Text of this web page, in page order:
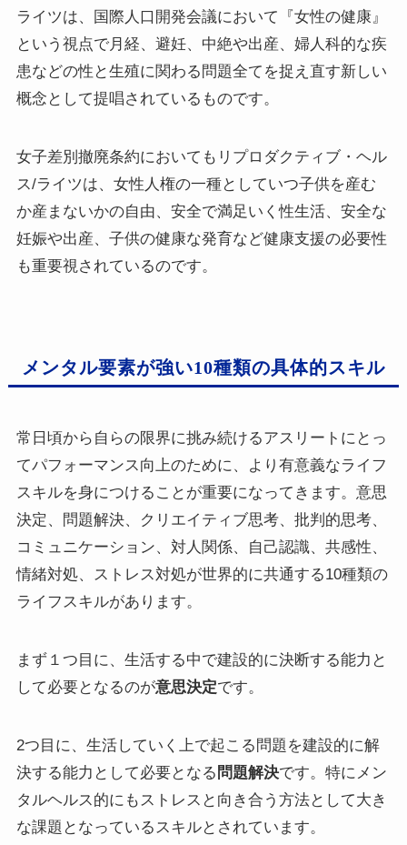
ライツは、国際人口開発会議において『女性の健康』
という視点で月経、避妊、中絶や出産、婦人科的な疾
患などの性と生殖に関わる問題全てを捉え直す新しい
概念として提唱されているものです。
女子差別撤廃条約においてもリプロダクティブ・ヘル
ス/ライツは、女性人権の一種としていつ子供を産む
か産まないかの自由、安全で満足いく性生活、安全な
妊娠や出産、子供の健康な発育など健康支援の必要性
も重要視されているのです。
メンタル要素が強い10種類の具体的スキル
常日頃から自らの限界に挑み続けるアスリートにとっ
てパフォーマンス向上のために、より有意義なライフ
スキルを身につけることが重要になってきます。意思
決定、問題解決、クリエイティブ思考、批判的思考、
コミュニケーション、対人関係、自己認識、共感性、
情緒対処、ストレス対処が世界的に共通する10種類の
ライフスキルがあります。
まず１つ目に、生活する中で建設的に決断する能力と
して必要となるのが意思決定です。
2つ目に、生活していく上で起こる問題を建設的に解
決する能力として必要となる 問題解決です。特にメン
タルヘルス的にもストレスと向き合う方法として大き
な課題となっているスキルとされています。